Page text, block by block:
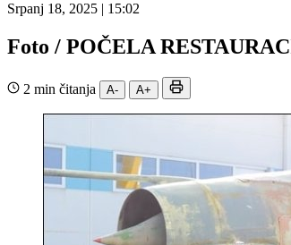
Srpanj 18, 2025 | 15:02
Foto / POČELA
2 min čitanja A- A+